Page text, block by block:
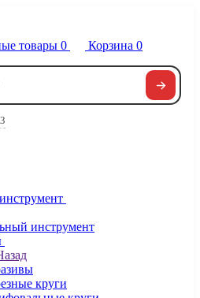
товары 0 Корзина 0
инструмент
круги